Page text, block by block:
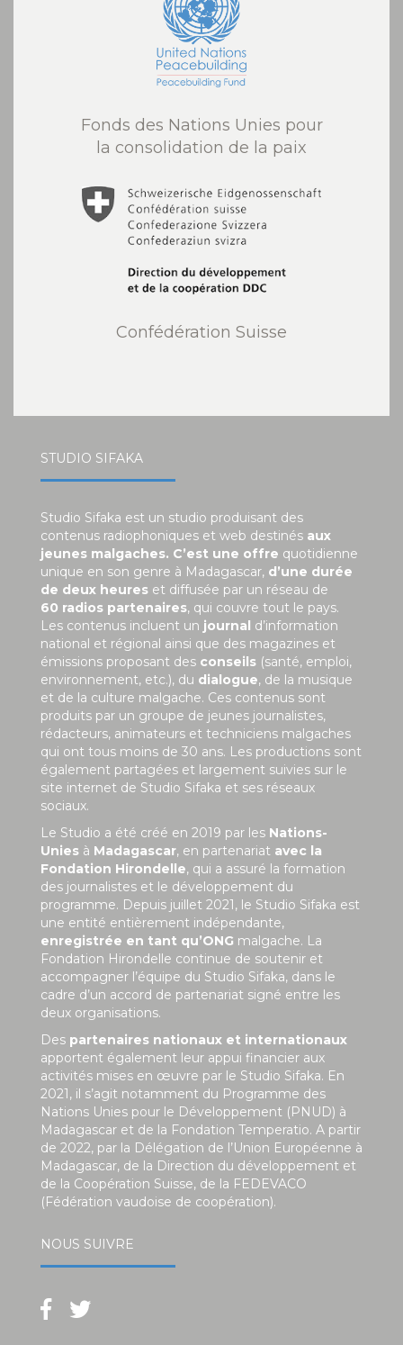
Fonds des Nations Unies pour
la consolidation de la paix
Confédération Suisse
STUDIO SIFAKA
Studio Sifaka est un studio produisant des
contenus radiophoniques et web destinés aux
jeunes malgaches. C’est une offre quotidienne
unique en son genre à Madagascar, d’une durée
de deux heures et diffusée par un réseau de
60 radios partenaires, qui couvre tout le pays.
Les contenus incluent un journal d’information
national et régional ainsi que des magazines et
émissions proposant des conseils (santé, emploi,
environnement, etc.), du dialogue, de la musique
et de la culture malgache. Ces contenus sont
produits par un groupe de jeunes journalistes,
rédacteurs, animateurs et techniciens malgaches
qui ont tous moins de 30 ans. Les productions sont
également partagées et largement suivies sur le
site internet de Studio Sifaka et ses réseaux
sociaux.
Le Studio a été créé en 2019 par les Nations-
Unies à Madagascar, en partenariat avec la
Fondation Hirondelle, qui a assuré la formation
des journalistes et le développement du
programme. Depuis juillet 2021, le Studio Sifaka est
une entité entièrement indépendante,
enregistrée en tant qu’ONG malgache. La
Fondation Hirondelle continue de soutenir et
accompagner l’équipe du Studio Sifaka, dans le
cadre d’un accord de partenariat signé entre les
deux organisations.
Des partenaires nationaux et internationaux
apportent également leur appui financier aux
activités mises en œuvre par le Studio Sifaka. En
2021, il s’agit notamment du Programme des
Nations Unies pour le Développement (PNUD) à
Madagascar et de la Fondation Temperatio. A partir
de 2022, par la Délégation de l’Union Européenne à
Madagascar, de la Direction du développement et
de la Coopération Suisse, de la FEDEVACO
(Fédération vaudoise de coopération).
NOUS SUIVRE